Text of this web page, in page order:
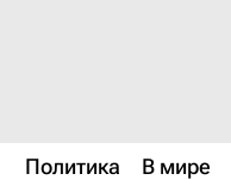
Политика В мире